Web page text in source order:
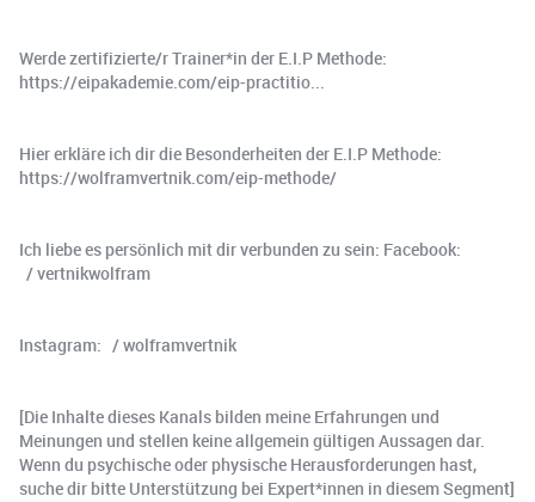
Werde zertifizierte/r Trainer*in der E.I.P Methode:
https://eipakademie.com/eip-practitio...
Hier erkläre ich dir die Besonderheiten der E.I.P Methode:
https://wolframvertnik.com/eip-methode/
Ich liebe es persönlich mit dir verbunden zu sein: Facebook:
/ vertnikwolfram
Instagram: / wolframvertnik
[Die Inhalte dieses Kanals bilden meine Erfahrungen und
Meinungen und stellen keine allgemein gültigen Aussagen dar.
Wenn du psychische oder physische Herausforderungen hast,
suche dir bitte Unterstützung bei Expert*innen in diesem Segment]